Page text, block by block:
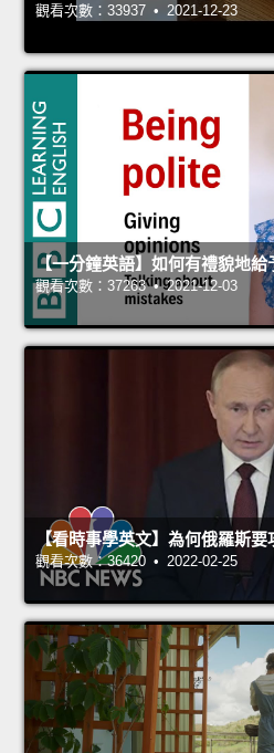
觀看次數：33937 • 2021-12-23
【一分鐘英語】如何有禮貌地給
觀看次數：37263 • 2021-12-03
【看時事學英文】為何俄羅斯要
觀看次數：36420 • 2022-02-25